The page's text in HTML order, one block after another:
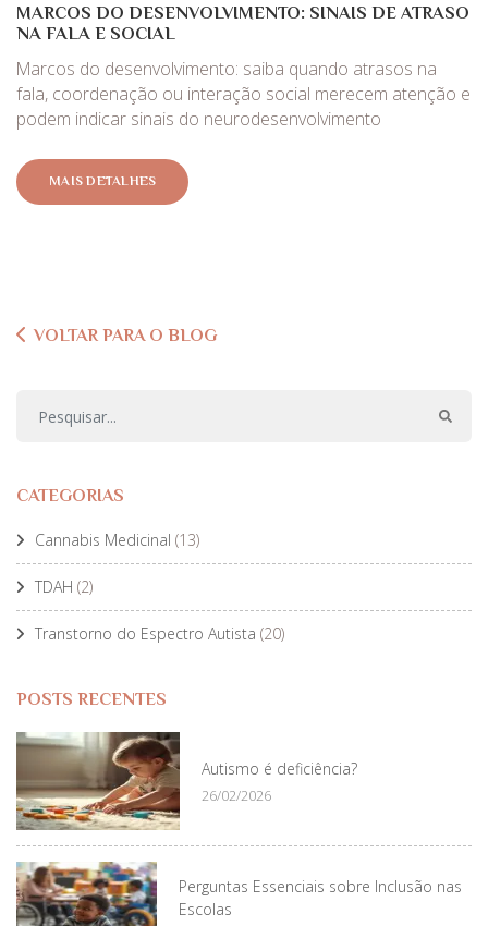
MARCOS DO DESENVOLVIMENTO: SINAIS DE ATRASO
NA FALA E SOCIAL
Marcos do desenvolvimento: saiba quando atrasos na
fala, coordenação ou interação social merecem atenção e
podem indicar sinais do neurodesenvolvimento
MAIS DETALHES
VOLTAR PARA O BLOG
CATEGORIAS
Cannabis Medicinal (13)
TDAH (2)
Transtorno do Espectro Autista (20)
POSTS RECENTES
Autismo é deficiência?
26/02/2026
Perguntas Essenciais sobre Inclusão nas
Escolas